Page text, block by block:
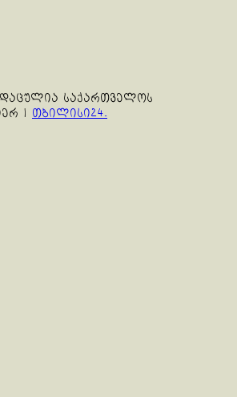
საქართველოს
| თბილისი24.